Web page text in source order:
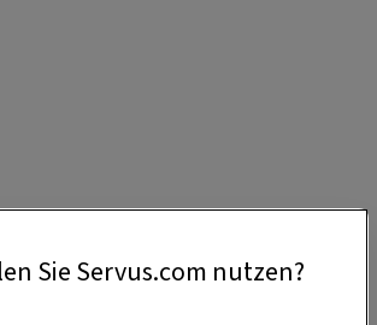
Sie Servus.com nutzen?